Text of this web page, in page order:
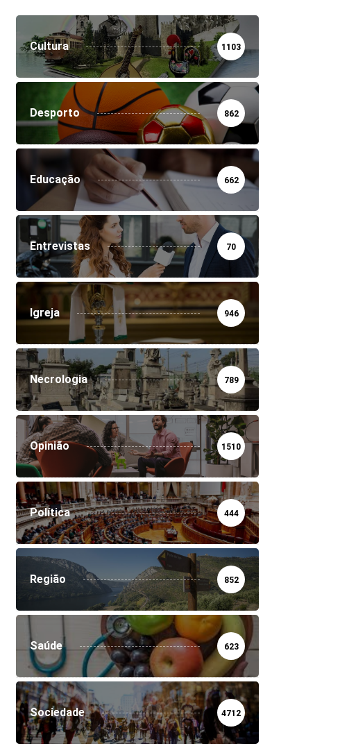
Cultura 1103
Desporto 862
Educação 662
Entrevistas 70
Igreja 946
Necrologia 789
Opinião 1510
Política 444
Região 852
Saúde 623
Sociedade 4712